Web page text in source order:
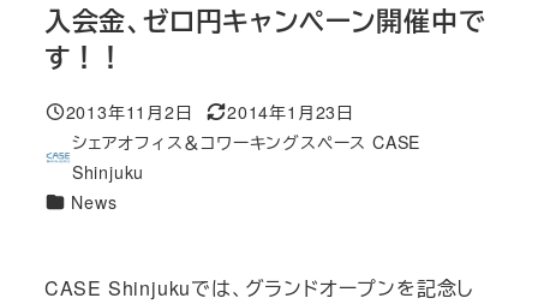
入会金、ゼロ円キャンペーン開催中で
す！！
投稿日
2013年11月2日
更
新
2014年1月23日
著
者
シェアオフィス＆コワーキングスペース CASE
Shinjuku
カ
リ
News
CASE Shinjukuでは、グランドオープンを記念し